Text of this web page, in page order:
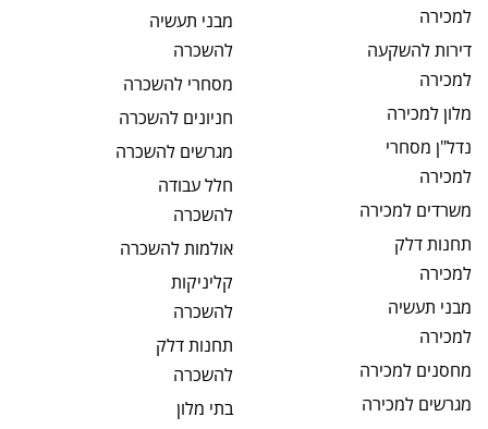
למכירה
דירות להשקעה
למכירה
מלון למכירה
נדל"ן מסחרי
למכירה
משרדים למכירה
תחנות דלק
למכירה
מבני תעשיה
למכירה
מחסנים למכירה
מגרשים למכירה
מבני תעשיה
להשכרה
מסחרי להשכרה
חניונים להשכרה
מגרשים להשכרה
חלל עבודה
להשכרה
אולמותלהשכרה
קליניקות
להשכרה
תחנות דלק
להשכרה
בתי מלון